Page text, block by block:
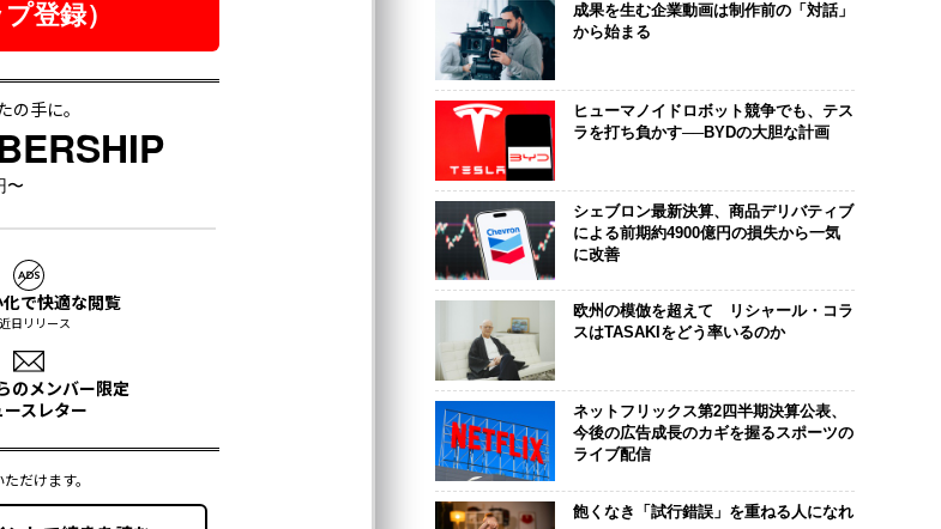
成果を生む企業動画は制作前の「対話」
から始まる
ヒューマノイドロボット競争でも、テス
ラを打ち負かす──BYDの大胆な計画
シェブロン最新決算、商品デリバティブ
による前期約4900億円の損失から一気
に改善
欧州の模倣を超えて リシャール・コラ
スはTASAKIをどう率いるのか
ネットフリックス第2四半期決算公表、
今後の広告成長のカギを握るスポーツの
ライブ配信
飽くなき「試行錯誤」を重ねる人になれ